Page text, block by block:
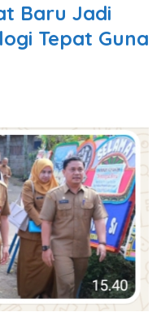
Baru Jadi
Tepat Guna